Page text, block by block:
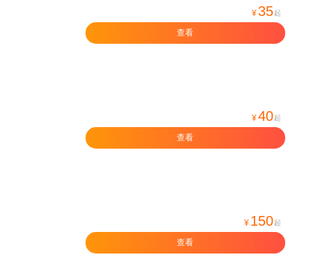
¥35 起
查看
¥40 起
查看
¥ 150 起
查看